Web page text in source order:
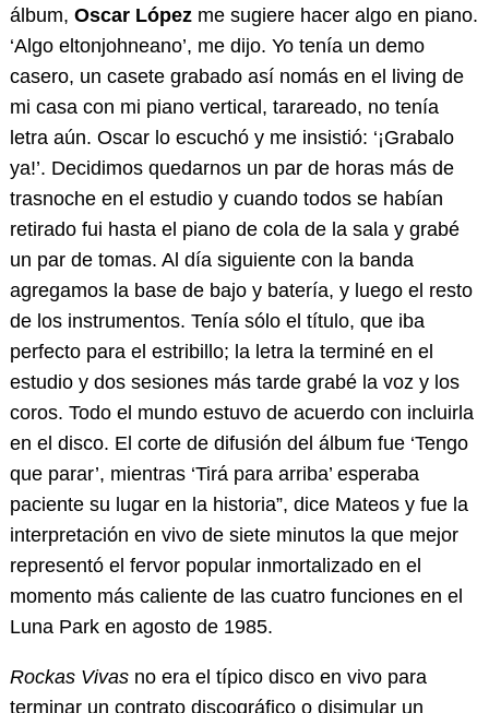
álbum, Oscar Lópezme sugiere hacer algo en piano.
‘Algo eltonjohneano’, me dijo. Yo tenía un demo
casero, un casete grabado así nomás en el living de
mi casa con mi piano vertical, tarareado, no tenía
letra aún. Oscar lo escuchó y me insistió: ‘¡Grabalo
ya!’. Decidimos quedarnos un par de horas más de
trasnoche en el estudio y cuando todos se habían
retirado fui hasta el piano de cola de la sala y grabé
un par de tomas. Al día siguiente con la banda
agregamos la base de bajo y batería, y luego el resto
de los instrumentos. Tenía sólo el título, que iba
perfecto para el estribillo; la letra la terminé en el
estudio y dos sesiones más tarde grabé la voz y los
coros. Todo el mundo estuvo de acuerdo con incluirla
en el disco. El corte de difusión del álbum fue ‘Tengo
que parar’, mientras ‘Tirá para arriba’ esperaba
paciente su lugar en la historia”, dice Mateos y fue la
interpretación en vivo de siete minutos la que mejor
representó el fervor popular inmortalizado en el
momento más caliente de las cuatro funciones en el
Luna Park en agosto de 1985.
Rockas Vivasno era el típico disco en vivo para
terminar un contrato discográfico o disimular un